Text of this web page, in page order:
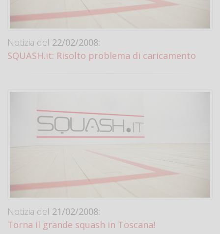
Notizia del 22/02/2008:
SQUASH.it: Risolto problema di caricamento
Notizia del 21/02/2008:
Torna il grande squash in Toscana!